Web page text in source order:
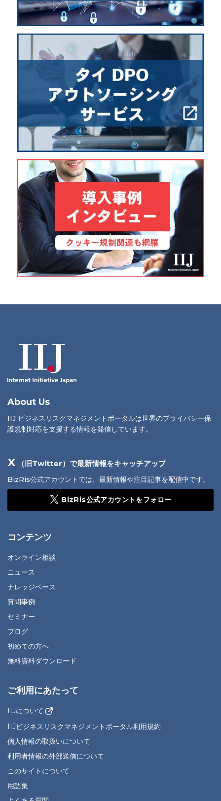
About Us
IIJ ビジネスリスクマネジメントポータルは世界のプライバシー保
護規制対応を支援する情報を発信しています。
X （旧Twitter）で最新情報をキャッチアップ
BizRis公式アカウントでは、最新情報や注目記事を配信中です。
BizRis公式アカウントをフォロー
コンテンツ
オンライン相談
ニュース
ナレッジベース
質問事例
セミナー
ブログ
初めての方へ
無料資料ダウンロード
ご利用にあたって
IIJについて
IIJビジネスリスクマネジメントポータル利用規約
個人情報の取扱いについて
利用者情報の外部送信について
このサイトについて
用語集